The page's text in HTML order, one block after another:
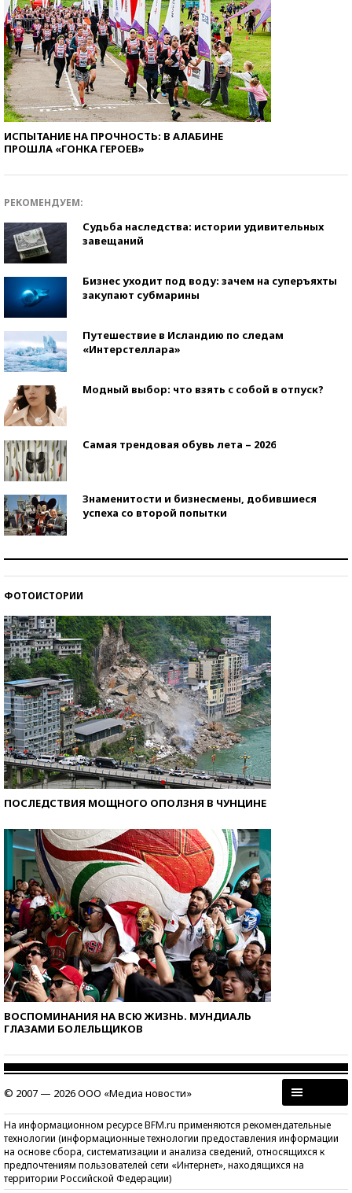
ИСПЫТАНИЕ НА ПРОЧНОСТЬ: В АЛАБИНЕ
ПРОШЛА «ГОНКА ГЕРОЕВ»
РЕКОМЕНДУЕМ:
Судьба наследства: истории удивительных
завещаний
Бизнес уходит под воду: зачем на суперъяхты
закупают субмарины
Путешествие в Исландию по следам
«Интерстеллара»
Модный выбор: что взять с собой в отпуск?
Самая трендовая обувь лета – 2026
Знаменитости и бизнесмены, добившиеся
успеха со второй попытки
ФОТОИСТОРИИ
ПОСЛЕДСТВИЯ МОЩНОГО ОПОЛЗНЯ В ЧУНЦИНЕ
ВОСПОМИНАНИЯ НА ВСЮ ЖИЗНЬ. МУНДИАЛЬ
ГЛАЗАМИ БОЛЕЛЬЩИКОВ
© 2007 — 2026 ООО «Медиа новости»
На информационном ресурсе BFM.ru применяются рекомендательные
технологии (информационные технологии предоставления информации
на основе сбора, систематизации и анализа сведений, относящихся к
предпочтениям пользователей сети «Интернет», находящихся на
территории Российской Федерации)